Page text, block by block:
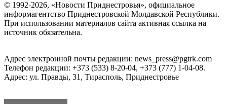
© 1992-2026, «Новости Приднестровья», официальное
информагентство Приднестровской Молдавской Республики.
При использовании материалов сайта активная ссылка на
источник обязательна.
Адрес электронной почты редакции: news_press@pgtrk.com
Телефон редакции: +373 (533) 8-20-04, +373 (777) 1-04-08.
Адрес: ул. Правды, 31, Тирасполь, Приднестровье